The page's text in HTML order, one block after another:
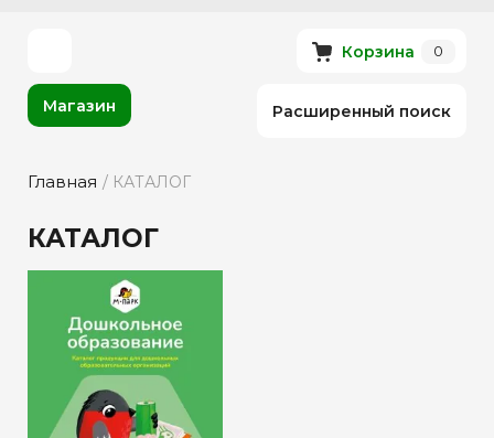
Корзина 0
Магазин Расширенный поиск
Главная / КАТАЛОГ
КАТАЛОГ